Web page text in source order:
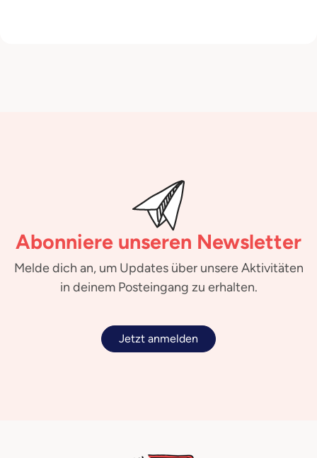
Abonniere unseren Newsletter
Melde dich an, um Updates über unsere Aktivitäten
in deinem Posteingang zu erhalten.
Jetzt anmelden